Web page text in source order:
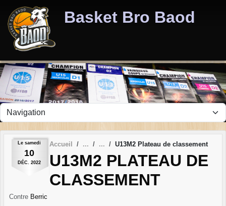
Basket Bro Baod
Le samedi
10
DÉC. 2022
Accueil U13M2 Plateau de classement
U13M2 PLATEAU DE
CLASSEMENT
Contre Berric
Panneau de gestion des cookies